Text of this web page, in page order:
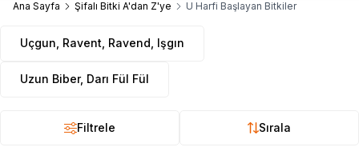
Ana Sayfa Şifalı Bitki A'dan Z'ye U Harfi Başlayan Bitkiler
Uçgun, Ravent, Ravend, Işgın
Uzun Biber, Darı Fül Fül
Filtrele Sırala